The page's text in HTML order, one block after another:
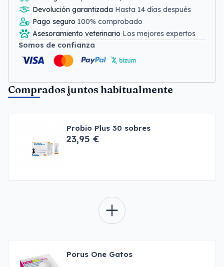
Devolución garantizada Hasta 14 días después
Pago seguro 100% comprobado
Asesoramiento veterinario Los mejores expertos
Somos de confianza
Comprados juntos habitualmente
Probio Plus 30 sobres
23,95 €
Porus One Gatos